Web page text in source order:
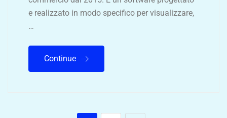
e realizzato in modo specifico per visualizzare,
…
Continue